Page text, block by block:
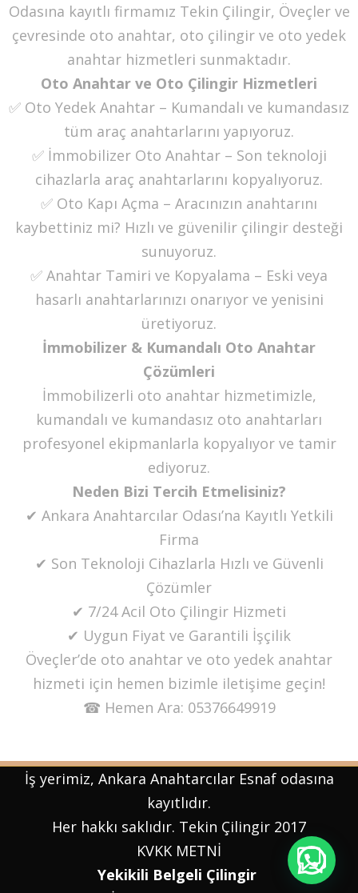
Odasına kayıtlı firmamız Tekin Çilingir, Öveçler ve
çevresinde oto anahtar, oto çilingir ve oto yedek
anahtar hizmetleri sunmaktadır.
Oto Anahtar ve Oto Çilingir Hizmetleri
✅ Oto Yedek Anahtar – Kumandalı ve kumandasız
tüm araç anahtarlarını yapıyoruz.
✅ İmmobilizer Oto Anahtar – Son teknoloji
cihazlarla araç anahtarlarını kopyalıyoruz.
✅ Oto Kapı Açma – Aracınızın anahtarını
kaybettiniz mi? Hızlı ve güvenilir çilingir desteği
sunuyoruz.
✅ Anahtar Tamiri ve Kopyalama – Eski veya
hasarlı anahtarlarınızı onarıyor ve yenisini
üretiyoruz.
İmmobilizer & Kumandalı Oto Anahtar
Çözümleri
İmmobilizerli oto anahtar hizmetimizle,
kumandalı ve kumandasız oto anahtarları
profesyonel ekipmanlarla kopyalıyor ve tamir
ediyoruz.
Neden Bizi Tercih Etmelisiniz?
✔ Ankara Anahtarcılar Odası’na Kayıtlı Yetkili
Firma
✔ Son Teknoloji Cihazlarla Hızlı ve Güvenli
Çözümler
✔ 7/24 Acil Oto Çilingir Hizmeti
✔ Uygun Fiyat ve Garantili İşçilik
Öveçler’de oto anahtar ve oto yedek anahtar
hizmeti için hemen bizimle iletişime geçin!
☎ Hemen Ara: 05376649919
İş yerimiz, Ankara Anahtarcılar Esnaf odasına
kayıtlıdır.
Her hakkı saklıdır. Tekin Çilingir 2017
KVKK METNİ
Yekikili Belgeli Çilingir